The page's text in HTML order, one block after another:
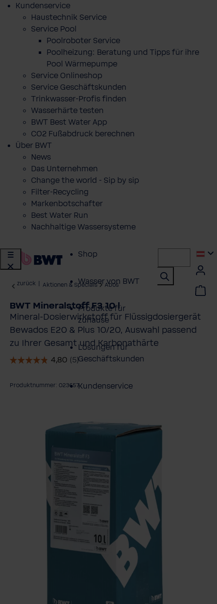
Kundenservice
Haustechnik Service
Service Pool
Poolroboter Service
Poolheizung: Beratung und Tipps für ihre
Pool Wärmepumpe
Service Onlineshop
Service Geschäftskunden
Trinkwasser-Profis finden
Wasserhärte testen
BWT Best Water App
CO2 Fußabdruck berechnen
Über BWT
News
Das Unternehmen
Change the world - Sip by sip
Filter-Recycling
Markenbotschafter
Best Water Run
Nachhaltige Wassersysteme
Shop
Wasser von BWT
Produkte für
zuhause
Lösungen für
Geschäftskunden
Kundenservice
zurück Aktionen & Specials Abos
BWT Mineralstoff F3 10 l
Mineral-Dosierwirkstoff für Flüssigdosiergerät
Bewados E20 & Plus 10/20, Auswahl passend
zu Ihrer Gesamt und Karbonathärte
Produktnummer: 023657